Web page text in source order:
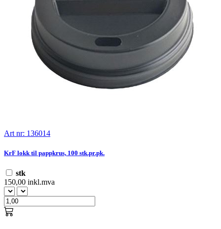
Art nr: 136014
KrF lokk til pappkrus, 100 stk.pr.pk.
stk
150,00 inkl.mva